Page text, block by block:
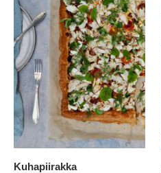
Kuhapiirakka